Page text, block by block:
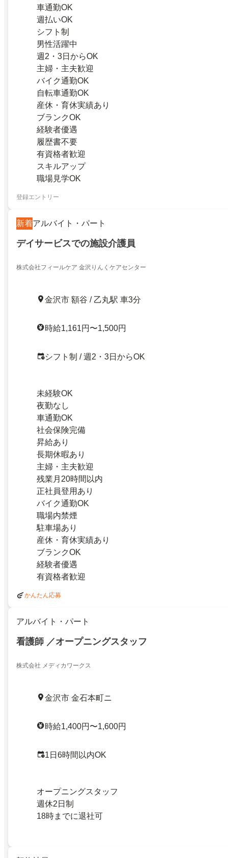
車通勤OK
週払いOK
シフト制
男性活躍中
週2・3日からOK
主婦・主夫歓迎
バイク通勤OK
自転車通勤OK
産休・育休実績あり
ブランクOK
経験者優遇
履歴書不要
有資格者歓迎
スキルアップ
職場見学OK
登録エントリー
新着アルバイト・パート
デイサービスでの施設介護員
株式会社フィールケア 金沢りんくケアセンター
金沢市 額谷 / 乙丸駅 車3分
時給1,161円〜1,500円
シフト制 / 週2・3日からOK
未経験OK
夜勤なし
車通勤OK
社会保険完備
昇給あり
長期休暇あり
主婦・主夫歓迎
残業月20時間以内
正社員登用あり
バイク通勤OK
職場内禁煙
駐車場あり
産休・育休実績あり
ブランクOK
経験者優遇
有資格者歓迎
かんたん応募
アルバイト・パート
看護師 ／オープニングスタッフ
株式会社 メディカワークス
金沢市 金石本町ニ
時給1,400円〜1,600円
1日6時間以内OK
オープニングスタッフ
週休2日制
18時までに退社可